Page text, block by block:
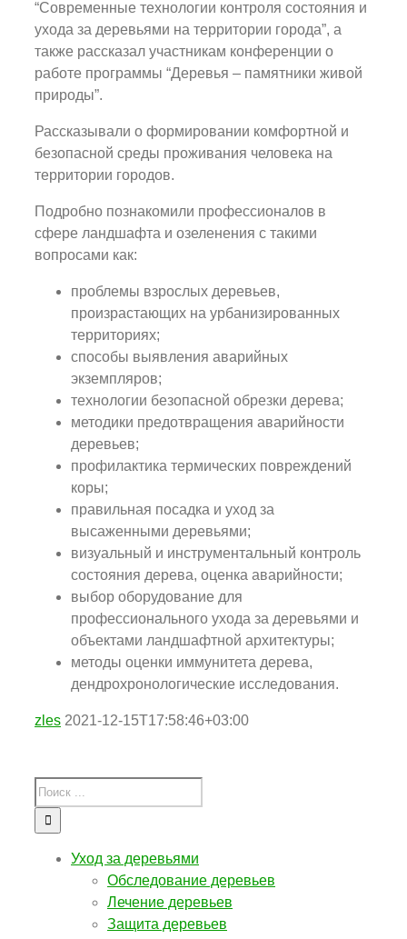
“Современные технологии контроля состояния и
ухода за деревьями на территории города”, а
также рассказал участникам конференции о
работе программы “Деревья – памятники живой
природы”.
Рассказывали о формировании комфортной и
безопасной среды проживания человека на
территории городов.
Подробно познакомили профессионалов в
сфере ландшафта и озеленения с такими
вопросами как:
проблемы взрослых деревьев,
произрастающих на урбанизированных
территориях;
способы выявления аварийных
экземпляров;
технологии безопасной обрезки дерева;
методики предотвращения аварийности
деревьев;
профилактика термических повреждений
коры;
правильная посадка и уход за
высаженными деревьями;
визуальный и инструментальный контроль
состояния дерева, оценка аварийности;
выбор оборудование для
профессионального ухода за деревьями и
объектами ландшафтной архитектуры;
методы оценки иммунитета дерева,
дендрохронологические исследования.
zles 2021-12-15T17:58:46+03:00
Уход за деревьями
Обследование деревьев
Лечение деревьев
Защита деревьев